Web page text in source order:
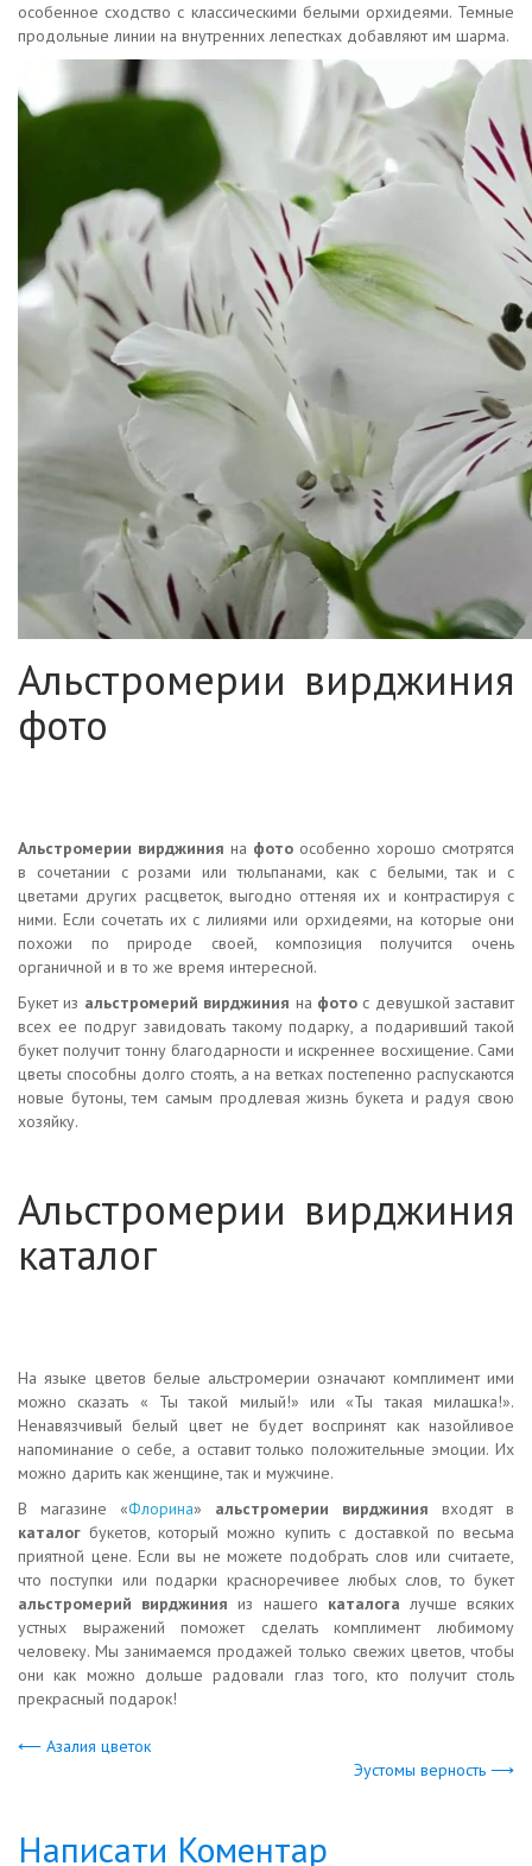
особенное сходство с классическими белыми орхидеями. Темные
продольные линии на внутренних лепестках добавляют им шарма.
Альстромерии вирджиния
фото
Альстромерии вирджиния на фото особенно хорошо смотрятся
в сочетании с розами или тюльпанами, как с белыми, так и с
цветами других расцветок, выгодно оттеняя их и контрастируя с
ними. Если сочетать их с лилиями или орхидеями, на которые они
похожи по природе своей, композиция получится очень
органичной и в то же время интересной.
Букет из альстромерий вирджиния на фотос девушкой заставит
всех ее подруг завидовать такому подарку, а подаривший такой
букет получит тонну благодарности и искреннее восхищение. Сами
цветы способны долго стоять, а на ветках постепенно распускаются
новые бутоны, тем самым продлевая жизнь букета и радуя свою
хозяйку.
Альстромерии вирджиния
каталог
На языке цветов белые альстромерии означают комплимент ими
можно сказать « Ты такой милый!» или «Ты такая милашка!».
Ненавязчивый белый цвет не будет воспринят как назойливое
напоминание о себе, а оставит только положительные эмоции. Их
можно дарить как женщине, так и мужчине.
В магазине «Флорина» альстромерии вирджиния входят в
каталог букетов, который можно купить с доставкой по весьма
приятной цене. Если вы не можете подобрать слов или считаете,
что поступки или подарки красноречивее любых слов, то букет
альстромерий вирджиния из нашего каталога лучше всяких
устных выражений поможет сделать комплимент любимому
человеку. Мы занимаемся продажей только свежих цветов, чтобы
они как можно дольше радовали глаз того, кто получит столь
прекрасный подарок!
⟵ Азалия цветок
Эустомы верность ⟶
Написати Коментар